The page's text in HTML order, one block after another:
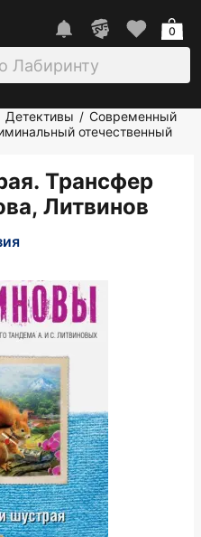
0
Детективы / Современный
отечественный
Трансфер
Литвинов